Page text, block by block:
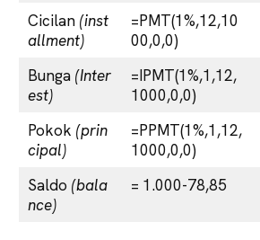
Cicilan (inst
allment)
=PMT(1%,12,10
00,0,0)
Bunga (Inter
est)
=IPMT(1%,1,12,
1000,0,0)
Pokok (prin
cipal)
=PPMT(1%,1,12,
1000,0,0)
Saldo (bala
nce)
= 1.000-78,85